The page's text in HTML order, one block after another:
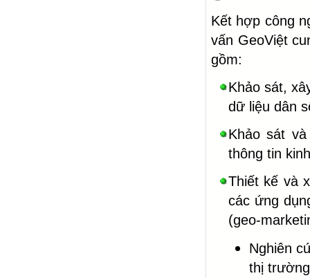
Kết hợp công
vấn GeoViệt
gồm:
Khảo sát,
dữ liệu dân
Khảo sát
thông tin
Thiết kế và
các ứng
(geo-
Nghiên
thị